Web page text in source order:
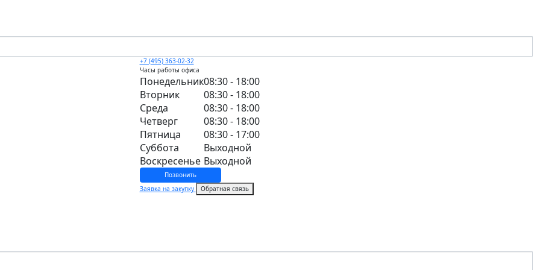
+7 (495) 363-02-32
Часы работы офиса
Понедельник08:30 - 18:00
Вторник
08:30 - 18:00
Среда
08:30 - 18:00
Четверг
08:30 - 18:00
Пятница
08:30 - 17:00
Суббота
Выходной
Воскресенье Выходной
Позвонить
Заявка на закупку
Обратная связь